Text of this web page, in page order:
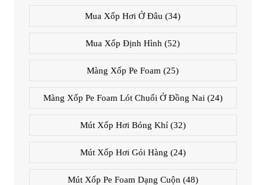
Mua Xốp Hơi Ở Đâu (34)
Mua Xốp Định Hình (52)
Màng Xốp Pe Foam (25)
Màng Xốp Pe Foam Lót Chuối Ở Đồng Nai (24)
Mút Xốp Hơi Bóng Khí(32)
Mút Xốp Hơi Gói Hàng (24)
Mút Xốp Pe Foam Dạng Cuộn (48)